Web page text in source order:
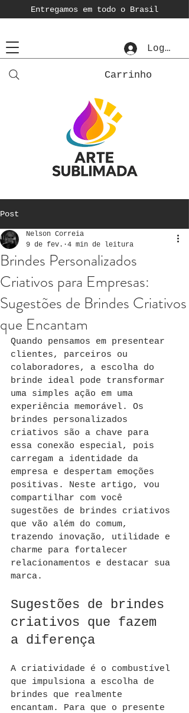
Entregamos em todo o Brasil
Login
Carrinho
Post
Brindes Personalizados
Criativos para Empresas:
Sugestões de Brindes Criativos
que Encantam
Nelson Correia
9 de fev.
4 min de leitura
Quando pensamos em presentear
clientes, parceiros ou
colaboradores, a escolha do
brinde ideal pode transformar
uma simples ação em uma
experiência memorável. Os
brindes personalizados
criativos são a chave para
essa conexão especial, pois
carregam a identidade da
empresa e despertam emoções
positivas. Neste artigo, vou
compartilhar com você
sugestões de brindes criativos
que vão além do comum,
trazendo inovação, utilidade e
charme para fortalecer
relacionamentos e destacar sua
marca.
Sugestões de brindes
criativos que fazem
a diferença
A criatividade é o combustível
que impulsiona a escolha de
brindes que realmente
encantam. Para que o presente